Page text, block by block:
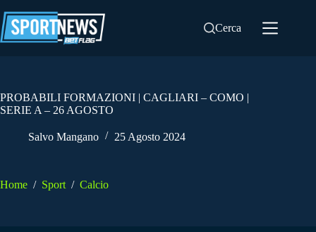
al
contenuto
Cerca
PROBABILI FORMAZIONI | CAGLIARI – COMO |
SERIE A – 26 AGOSTO
Salvo Mangano 25 Agosto 2024
Home / Sport / Calcio